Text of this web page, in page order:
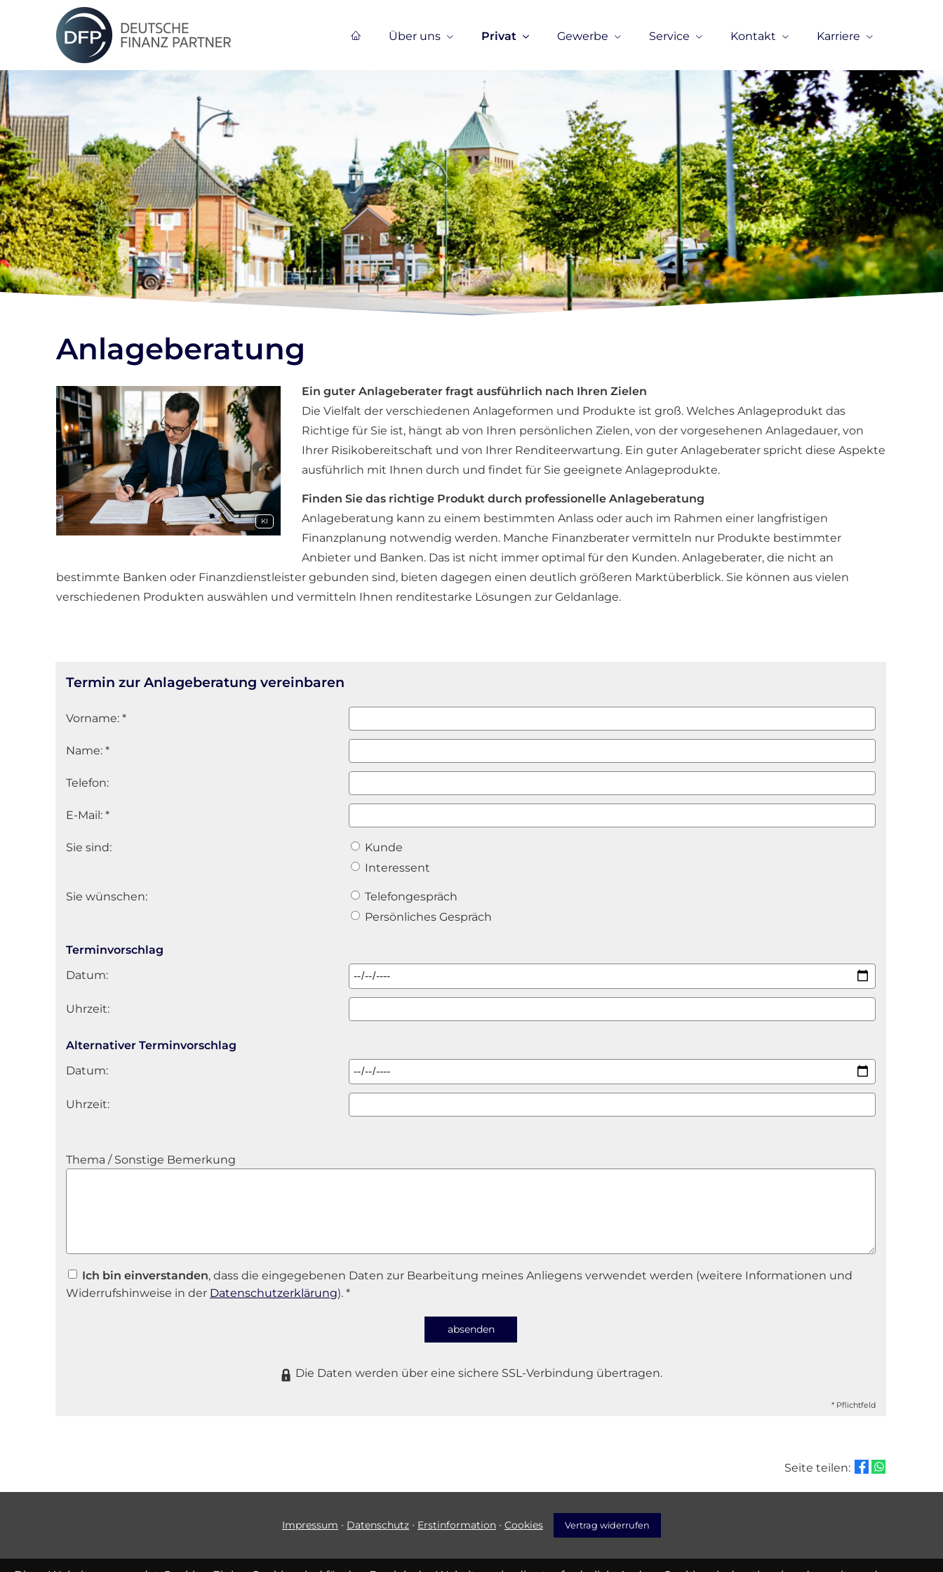
Über uns Privat Gewerbe Service Kontakt Karriere
Anlageberatung
KI
Ein guter Anlageberater fragt ausführlich nach Ihren Zielen
Die Vielfalt der verschiedenen Anlageformen und Produkte ist groß. Welches Anlageprodukt das
Richtige für Sie ist, hängt ab von Ihren persönlichen Zielen, von der vorgesehenen Anlagedauer, von
Ihrer Risikobereitschaft und von Ihrer Renditeerwartung. Ein guter Anlageberater spricht diese Aspekte
ausführlich mit Ihnen durch und findet für Sie geeignete Anlageprodukte.
Finden Sie das richtige Produkt durch professionelle Anlageberatung
Anlageberatung kann zu einem bestimmten Anlass oder auch im Rahmen einer langfristigen
Finanzplanung notwendig werden. Manche Finanzberater vermitteln nur Produkte bestimmter
Anbieter und Banken. Das ist nicht immer optimal für den Kunden. Anlageberater, die nicht an
bestimmte Banken oder Finanzdienstleister gebunden sind, bieten dagegen einen deutlich größeren Marktüberblick. Sie können aus vielen
verschiedenen Produkten auswählen und vermitteln Ihnen renditestarke Lösungen zur Geldanlage.
Termin zur Anlageberatung vereinbaren
Vorname: *
Name: *
Telefon:
E-Mail: *
Sie sind:
Kunde
Interessent
Sie wünschen:
Telefongespräch
Persönliches Gespräch
Terminvorschlag
Datum:
Uhrzeit:
Alternativer Terminvorschlag
Datum:
Uhrzeit:
Thema / Sonstige Bemerkung
Ich bin einverstanden, dass die eingegebenen Daten zur Bearbeitung meines Anliegens verwendet werden (weitere Informationen und
Widerrufshinweise in der Datenschutzerklärung). *
absenden
Die Daten werden über eine sichere SSL-Verbindung übertragen.
* Pflichtfeld
Seite teilen:
Impressum · Datenschutz · Erstinformation · Cookies Vertrag widerrufen